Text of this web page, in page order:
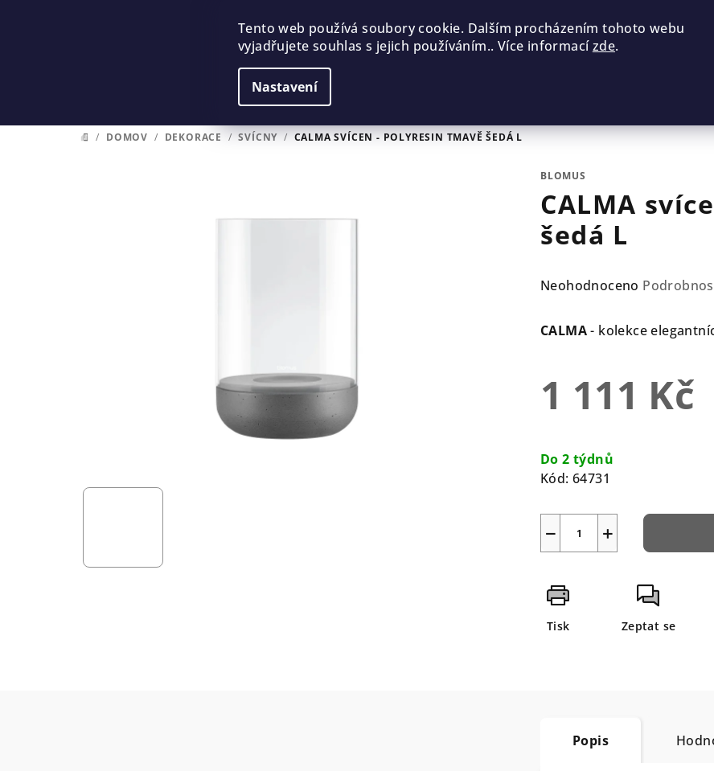
Tento web používá soubory cookie. Dalším procházením tohoto webu
vyjadřujete souhlas s jejich používáním.. Více informacízde.
Nastavení
DOMŮ
/ DOMOV / DEKORACE / SVÍCNY / CALMA SVÍCEN - POLYRESIN TMAVĚ ŠEDÁ L
BLOMUS
CALMA
šedá L
Průměrné
produktu
Neohodnoceno
CALMA- kolekce
1 111 Kč
cena:
Do 2 týdnů
Kód: 64731
+
−
Tisk Zeptat se
Popis